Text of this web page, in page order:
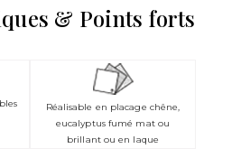
& Points forts
Réalisable en placage chêne,
eucalyptus fumé mat ou
brillant ou en laque